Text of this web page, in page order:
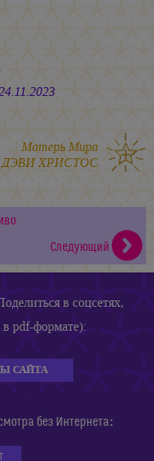
Матерь Мира
ДЭВИ ХРИСТОС
Следующий
в соцсетях,
в pdf-формате):
САЙТА
без Интернета: